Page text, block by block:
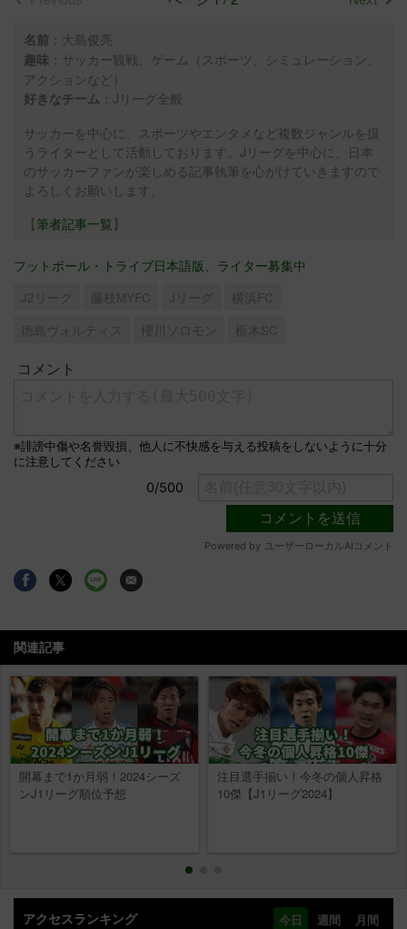
名前 ：大島俊亮
趣味 ：サッカー観戦、ゲーム（スポーツ、シミュレーション、
アクションなど）
好きなチーム ：Jリーグ全般
サッカーを中心に、スポーツやエンタメなど複数ジャンルを扱
うライターとして活動しております。Jリーグを中心に、日本
のサッカーファンが楽しめる記事執筆を心がけていきますので
よろしくお願いします。
【筆者記事一覧】
フットボール・トライブ日本語版、ライター募集中
J2リーグ 藤枝MYFC Jリーグ
横浜FC
徳島ヴォルティス
櫻川ソロモン 栃木SC
関連記事
開幕まで1か月弱！2024シーズ
ンJ1リーグ順位予想
注目選手揃い！今冬の個人昇格
10傑【J1リーグ2024】
アクセスランキング 今日 週間 月間